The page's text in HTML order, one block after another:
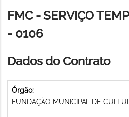
de
navegação
FMC - SERVIÇO
- 0106
Dados do Contrato
Órgão:
FUNDAÇÃO MUNICIPAL DE